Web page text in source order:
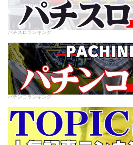
パチスロランキング
パチンコランキング